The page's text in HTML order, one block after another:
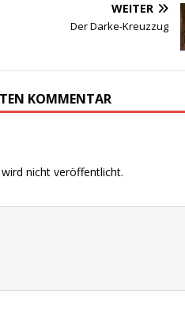
WEITER
Der Darke-Kreuzzug
KOMMENTAR
nicht veröffentlicht.